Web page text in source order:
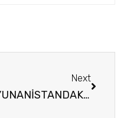
Next
YUNANİSTANDAKİ TÜRK YATIRIMLARI